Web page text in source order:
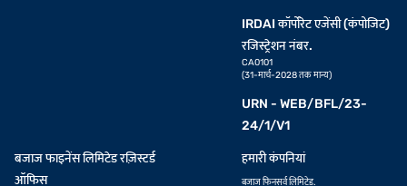
IRDAI कॉर्पोरेट एजेंसी (कंपोजिट)
रजिस्ट्रेशन नंबर.
CA0101
(31-मार्च-2028 तक मान्य)
URN - WEB/BFL/23-
24/1/V1
बजाज फाइनेंस लिमिटेड रज़िस्टर्ड
ऑफिस
हमारी कंपनियां
बजाज फिनसर्व लिमिटेड.